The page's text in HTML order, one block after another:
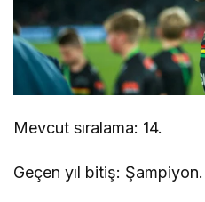
Mevcut sıralama: 14.
Geçen yıl bitiş: Şampiyon.